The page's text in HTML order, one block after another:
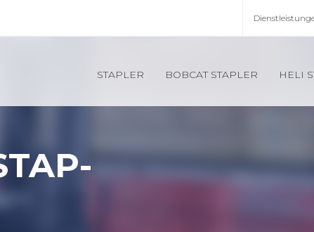
STAP­LER BOB­CAT STAP­LER HELI